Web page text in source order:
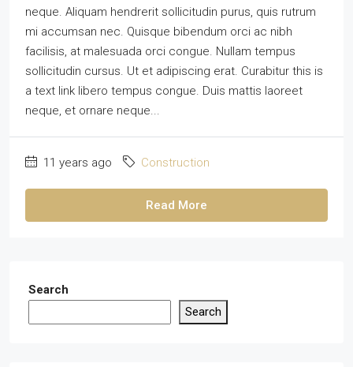
neque. Aliquam hendrerit sollicitudin purus, quis rutrum
mi accumsan nec. Quisque bibendum orci ac nibh
facilisis, at malesuada orci congue. Nullam tempus
sollicitudin cursus. Ut et adipiscing erat. Curabitur this is
a text link libero tempus congue. Duis mattis laoreet
neque, et ornare neque...
11 years ago Construction
Read More
Search
Search